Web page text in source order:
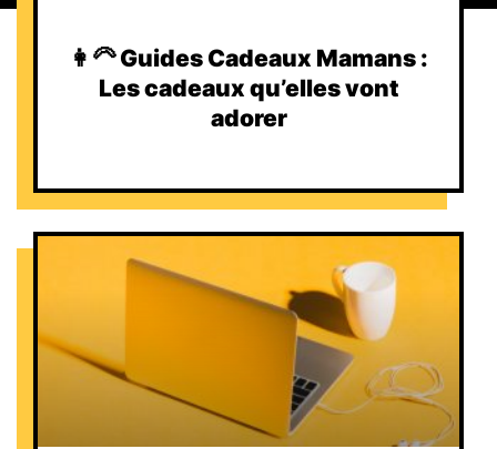
👩‍🦳 Guides Cadeaux Mamans :
Les cadeaux qu’elles vont
adorer